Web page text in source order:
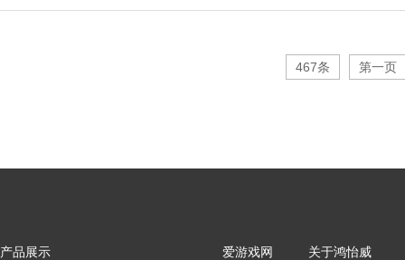
467条 第一页
产品展示 爱游戏网 关于鸿怡威